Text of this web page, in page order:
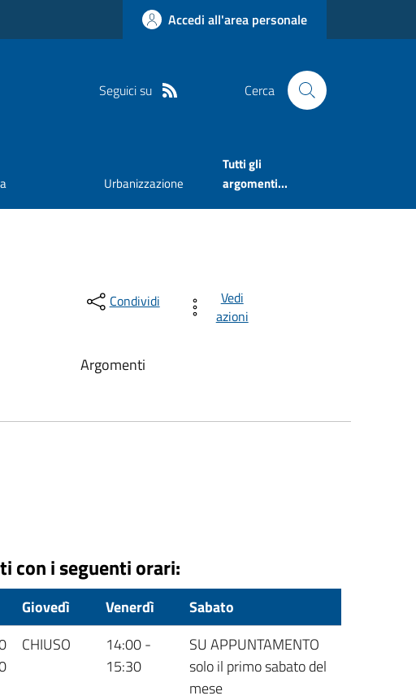
Accedi all'area personale
Seguici su Cerca
Urbanizzazione
Tutti gli
argomenti...
Condividi
Vedi
azioni
Argomenti
con i seguenti orari:
Giovedì Venerdì
Sabato
CHIUSO
14:00 -
15:30
SU APPUNTAMENTO
solo il primo sabato del
mese